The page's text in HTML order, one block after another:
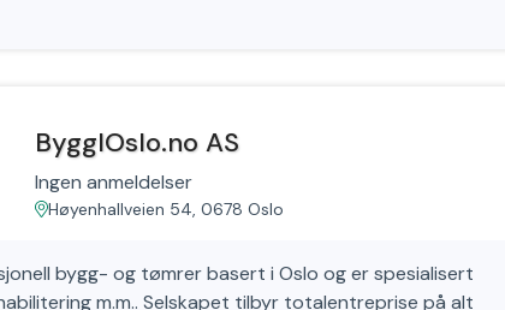
ByggIOslo.no AS
Ingen anmeldelser
Høyenhallveien 54, 0678 Oslo
bygg- og tømrer basert i Oslo og er spesialisert
m.m.. Selskapet tilbyr totalentreprise på alt